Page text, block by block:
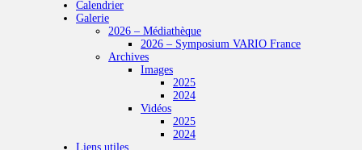
Calendrier
Galerie
2026 – Médiathèque
2026 – Symposium VARIO France
Archives
Images
2025
2024
Vidéos
2025
2024
Liens utiles